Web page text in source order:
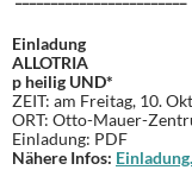
Einladung
ALLOTRIA
p heilig UND*
ZEIT: am Freitag, 10.
ORT: Otto-Mauer-
Einladung: PDF
Nähere Infos: